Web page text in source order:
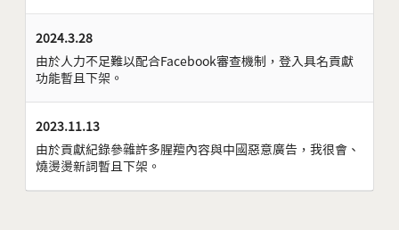
2024.3.28
由於人力不足難以配合Facebook審查機制，登入具名貢獻
功能暫且下架。
2023.11.13
由於貢獻紀錄參雜許多腥羶內容與中國惡意廣告，我很會、
燒燙燙新詞暫且下架。